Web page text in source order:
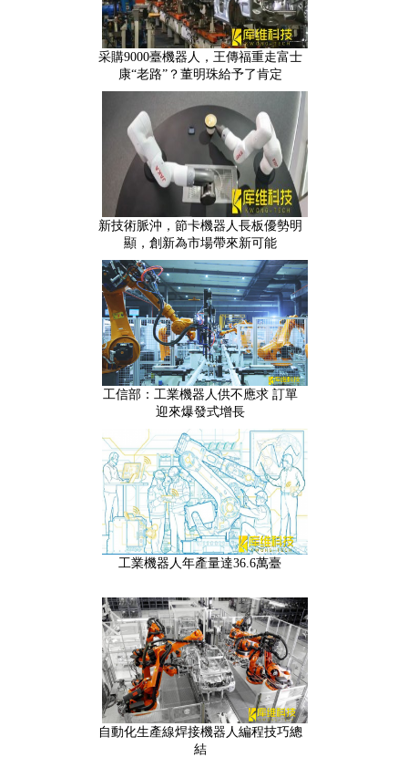
采購9000臺機器人，王傳福重走富士
康“老路”？董明珠給予了肯定
新技術脈沖，節卡機器人長板優勢明
顯，創新為市場帶來新可能
工信部：工業機器人供不應求 訂單
迎來爆發式增長
工業機器人年產量達36.6萬臺
自動化生產線焊接機器人編程技巧總
結